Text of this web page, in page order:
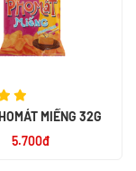
MIẾNG 32G
5.700đ